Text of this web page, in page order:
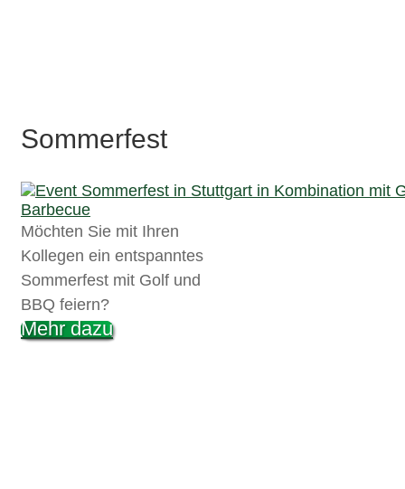
Sommerfest
Möchten Sie mit Ihren
Kollegen ein entspanntes
Sommerfest mit Golf und
BBQ feiern?
Mehr dazu